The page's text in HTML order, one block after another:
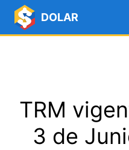
DOLAR
TRM
3 de